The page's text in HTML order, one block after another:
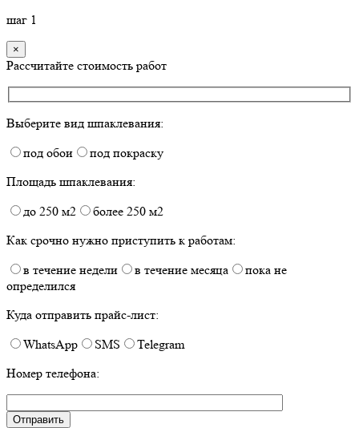
шаг 1
×
Рассчитайте стоимость работ
Выберите вид шпаклевания:
под обои
под покраску
Площадь шпаклевания:
до 250 м2
более 250 м2
Как срочно нужно приступить к работам:
в течение недели
в течение месяца
пока не
определился
Куда отправить прайс-лист:
WhatsApp
SMS
Telegram
Номер телефона: